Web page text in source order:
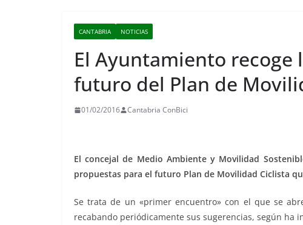
CANTABRIA NOTICIAS
El Ayuntamiento recoge
futuro del Plan de
01/02/2016 Cantabria ConBici
El concejal de Medio Ambiente y Movilidad
propuestas para el futuro Plan de Movilidad Ciclista
Se trata de un «primer encuentro» con el que se
recabando periódicamente sus sugerencias, según ha